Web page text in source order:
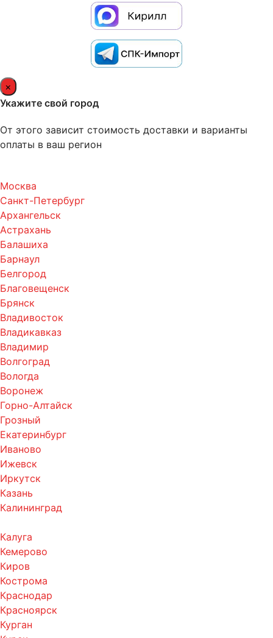
×
Укажите свой город
От этого зависит стоимость доставки и варианты
оплаты в ваш регион
Москва
Санкт-Петербург
Архангельск
Астрахань
Балашиха
Барнаул
Белгород
Благовещенск
Брянск
Владивосток
Владикавказ
Владимир
Волгоград
Вологда
Воронеж
Горно-Алтайск
Грозный
Екатеринбург
Иваново
Ижевск
Иркутск
Казань
Калининград
Калуга
Кемерово
Киров
Кострома
Краснодар
Красноярск
Курган